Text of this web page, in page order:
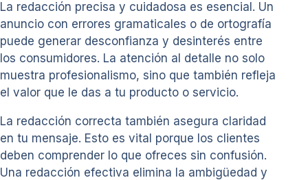
La redacción precisa y cuidadosa es esencial. Un
anuncio con errores gramaticales o de ortografía
puede generar desconfianza y desinterés entre
los consumidores. La atención al detalle no solo
muestra profesionalismo, sino que también refleja
el valor que le das a tu producto o servicio.
La redacción correcta también asegura claridad
en tu mensaje. Esto es vital porque los clientes
deben comprender lo que ofreces sin confusión.
Una redacción efectiva elimina la ambigüedad y